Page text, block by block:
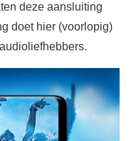
deze aansluiting
doet hier (voorlopig)